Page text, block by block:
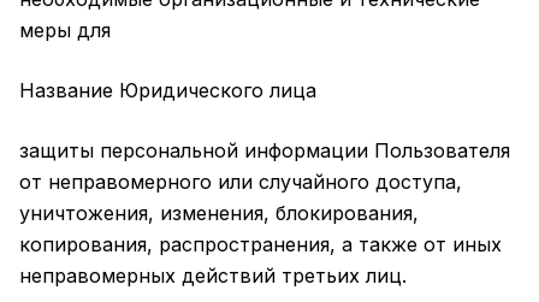
меры для
Название Юридического лица
защиты персональной информации Пользователя
от неправомерного или случайного доступа,
уничтожения, изменения, блокирования,
копирования, распространения, а также от иных
неправомерных действий третьих лиц.